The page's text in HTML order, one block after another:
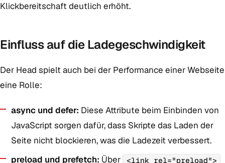
Klickbereitschaft deutlich erhöht.
Einfluss auf die Ladegeschwindigkeit
Der Head spielt auch bei der Performance einer Webseite
eine Rolle:
async und defer: Diese Attribute beim Einbinden von
JavaScript sorgen dafür, dass Skripte das Laden der
Seite nicht blockieren, was die Ladezeit verbessert.
preload und prefetch: Über <link rel="preload">